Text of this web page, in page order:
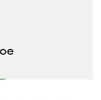
с голыми
открытая
система, см
с комом земли,
см